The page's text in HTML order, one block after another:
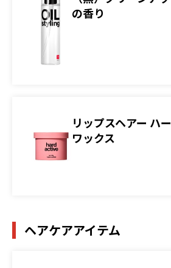
の香り
リップスヘアー ハ
ワックス
ヘアケアアイテム